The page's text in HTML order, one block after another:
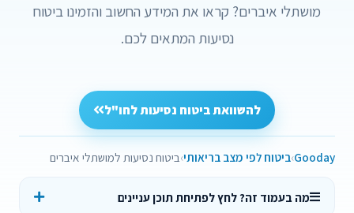
מושתלי איברים? קראו את המידע החשוב והזמינו ביטוח
נסיעות המתאים לכם.
להשוואת ביטוח נסיעות לחו"ל
Gooday ביטוח לפי מצב בריאותי ביטוח נסיעות למושתלי איברים
מה בעמוד זה? לחץ לפתיחת תוכן עניינים